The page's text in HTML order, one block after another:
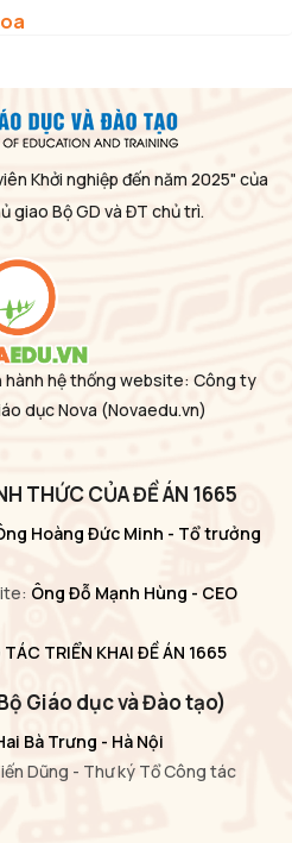
Khởi nghiệp đến năm 2025" của
giao Bộ GD và ĐT chủ trì.
hành hệ thống website: Công ty
dục Nova (Novaedu.vn)
THỨC CỦA ĐỀ ÁN 1665
Hoàng Đức Minh - Tổ trưởng
Ông Đỗ Mạnh Hùng - CEO
TRIỂN KHAI ĐỀ ÁN 1665
Giáo dục và Đào tạo)
Bà Trưng - Hà Nội
Dũng - Thư ký Tổ Công tác